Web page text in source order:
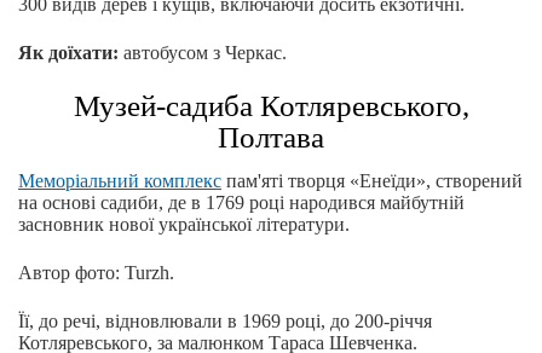
300 видів дерев і кущів, включаючи досить екзотичні.
Як доїхати: автобусом з Черкас.
Музей-садиба Котляревського,
Полтава
Меморіальний комплекс пам'яті творця «Енеїди», створений
на основі садиби, де в 1769 році народився майбутній
засновник нової української літератури.
Автор фото: Turzh.
Її, до речі, відновлювали в 1969 році, до 200-річчя
Котляревського, за малюнком Тараса Шевченка.